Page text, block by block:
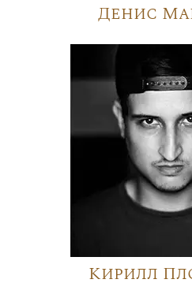
Денис
Кирилл